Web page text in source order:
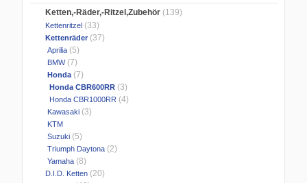
Ketten,-Räder,-Ritzel,Zubehör (139)
Kettenritzel (33)
Kettenräder (37)
Aprilia (5)
BMW(7)
Honda(7)
Honda CBR600RR (3)
Honda CBR1000RR (4)
Kawasaki (3)
KTM
Suzuki (5)
Triumph Daytona (2)
Yamaha (8)
D.I.D. Ketten (20)